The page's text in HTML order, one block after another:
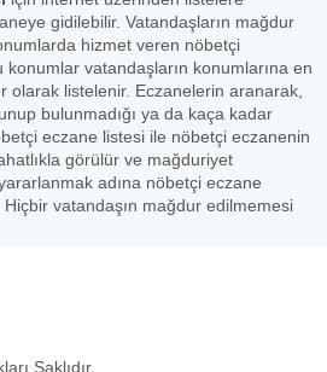
gidilebilir. Vatandaşların mağdur
hizmet veren nöbetçi
konumlar vatandaşların konumlarına en
olarak listelenir. Eczanelerin aranarak,
bulunmadığı ya da kaça kadar
eczane listesi ile nöbetçi eczanenin
görülür ve mağduriyet
adına nöbetçi eczane
vatandaşın mağdur edilmemesi
Saklıdır.